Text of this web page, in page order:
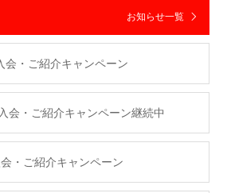
お知らせ一覧
・ご紹介キャンペーン
・ご紹介キャンペーン継続中
・ご紹介キャンペーン